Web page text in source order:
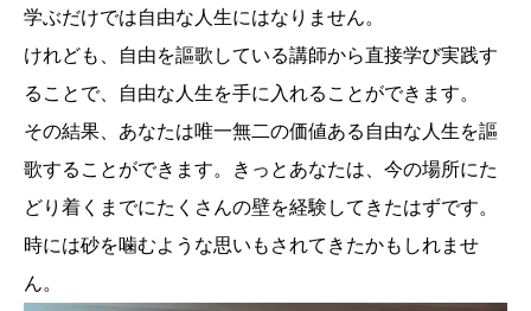
学ぶだけでは自由な人生にはなりません。
けれども、自由を謳歌している講師から直接学び実践す
ることで、自由な人生を手に入れることができます。
その結果、あなたは唯一無二の価値ある自由な人生を謳
歌することができます。きっとあなたは、今の場所にた
どり着くまでにたくさんの壁を経験してきたはずです。
時には砂を噛むような思いもされてきたかもしれませ
ん。